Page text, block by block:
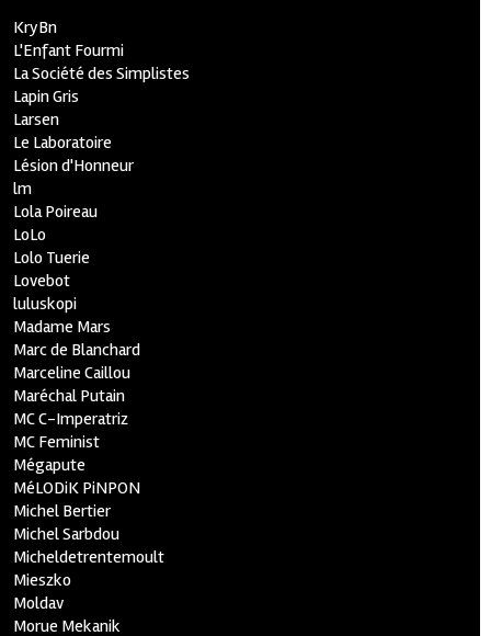
KryBn
L'Enfant Fourmi
La Société des Simplistes
Lapin Gris
Larsen
Le Laboratoire
Lésion d'Honneur
lm
Lola Poireau
LoLo
Lolo Tuerie
Lovebot
luluskopi
Madame Mars
Marc de Blanchard
Marceline Caillou
Maréchal Putain
MC C-Imperatriz
MC Feminist
Mégapute
MéLODiK PiNPON
Michel Bertier
Michel Sarbdou
Micheldetrentemoult
Mieszko
Moldav
Morue Mekanik